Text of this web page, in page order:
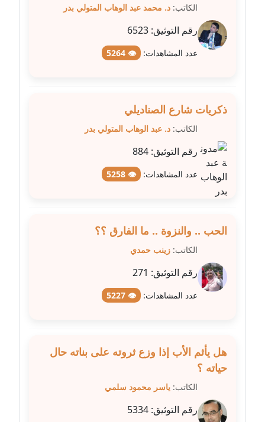
مدونة شرف الدين محمد
عاملة
مدونة شيماء حسني
عاملة
مدونة شيماء عصام
عاملة
مدونة شيماء عمارة
عاملة
مدونة صفا غنيم
عاملة
الكاتب: د. محمد عبد الوهاب المتولي بدر
رقم التوثيق: 6523
عدد المشاهدات: 👁 5264
ذكريات شارع الصناديلي
الكاتب: د. عبد الوهاب المتولي بدر
رقم التوثيق: 884
عدد المشاهدات: 👁 5258
الحب .. والنزوة .. ما الفارق ؟؟
الكاتب: زينب حمدي
رقم التوثيق: 271
عدد المشاهدات: 👁 5227
هل يأثم الأب إذا وزع ثروته على بناته حال
حياته ؟
الكاتب: ياسر محمود سلمي
رقم التوثيق: 5334